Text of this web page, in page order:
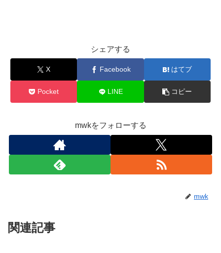
シェアする
X Facebook はてブ
Pocket LINE コピー
mwkをフォローする
mwk
関連記事